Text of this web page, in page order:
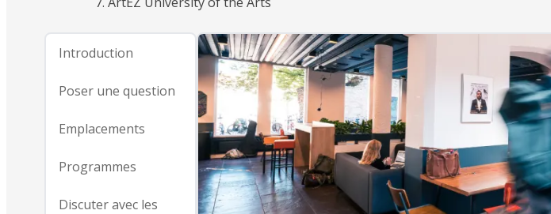
Introduction
Poser une question
Emplacements
Programmes
Discuter avec les